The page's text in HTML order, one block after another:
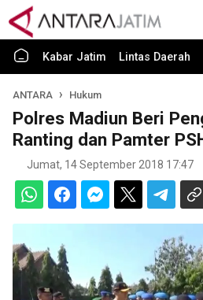
Kabar Jatim Lintas Daerah
ANTARA Hukum
Polres Madiun Beri
Ranting dan Pamter
Jumat, 14 September 2018 17:47